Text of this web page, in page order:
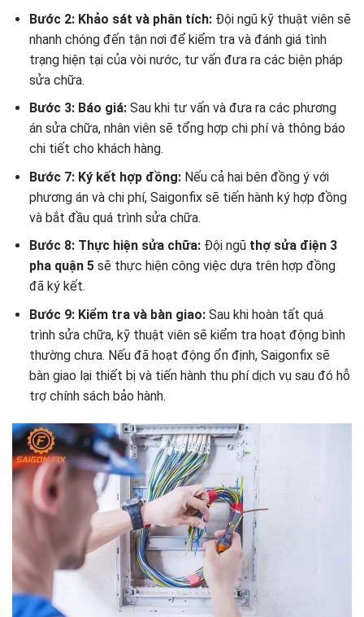
Bước 2: Khảo sát và phân tích:Đội ngũ kỹ thuật viên sẽ
nhanh chóng đến tận nơi để kiểm tra và đánh giá tình
trạng hiện tại của vòi nước, tư vấn đưa ra các biện pháp
sửa chữa.
Bước 3: Báo giá:Sau khi tư vấn và đưa ra các phương
án sửa chữa, nhân viên sẽ tổng hợp chi phí và thông báo
chi tiết cho khách hàng.
Bước 7: Ký kết hợp đồng:Nếu cả hai bên đồng ý với
phương án và chi phí, Saigonfix sẽ tiến hành ký hợp đồng
và bắt đầu quá trình sửa chữa.
Bước 8: Thực hiện sửa chữa:Đội ngũ thợ sửa điện 3
pha quận 5 sẽ thực hiện công việc dựa trên hợp đồng
đã ký kết.
Bước 9: Kiểm tra và bàn giao:Sau khi hoàn tất quá
trình sửa chữa, kỹ thuật viên sẽ kiểm tra hoạt động bình
thường chưa. Nếu đã hoạt động ổn định, Saigonfix sẽ
bàn giao lại thiết bị và tiến hành thu phí dịch vụ sau đó hỗ
trợ chính sách bảo hành.